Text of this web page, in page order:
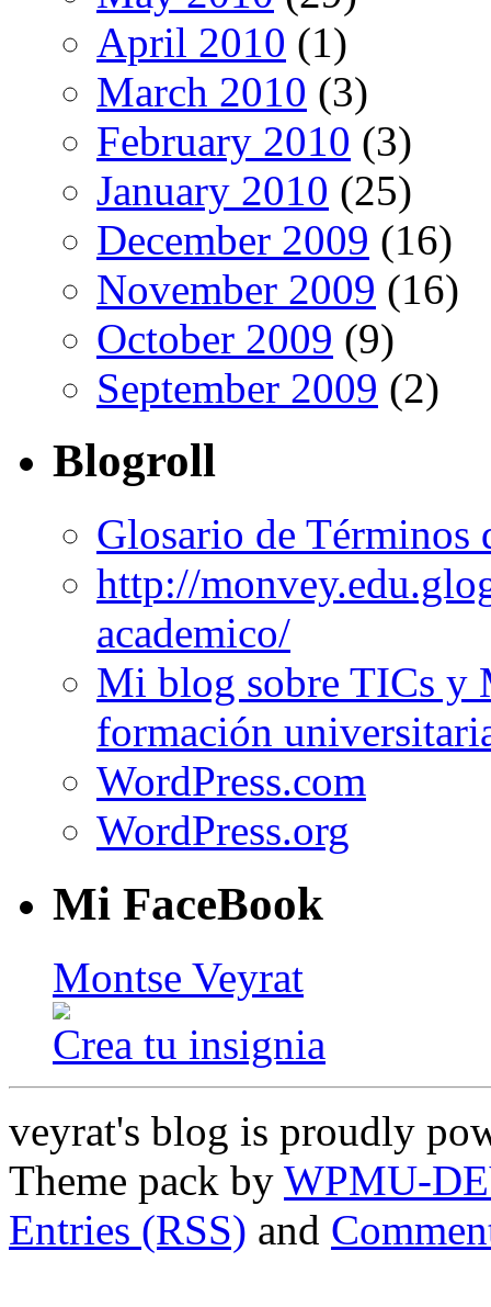
April 2010 (1)
March 2010 (3)
February 2010 (3)
January 2010 (25)
December 2009 (16)
November 2009 (16)
October 2009 (9)
September 2009 (2)
Blogroll
Glosario de Términos
http://
academico/
Mi blog sobre TICs y
formación
WordPress.com
WordPress.org
Mi FaceBook
Montse Veyrat
Crea tu insignia
veyrat's blog is proudly
Theme pack by WPMU-
Entries (RSS) and